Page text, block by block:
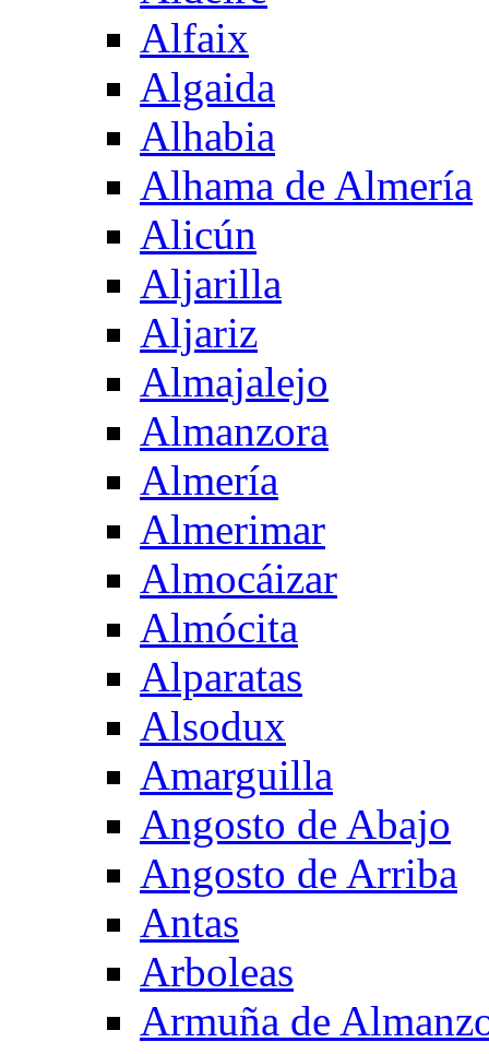
Alfaix
Algaida
Alhabia
Alhama de Almería
Alicún
Aljarilla
Aljariz
Almajalejo
Almanzora
Almería
Almerimar
Almocáizar
Almócita
Alparatas
Alsodux
Amarguilla
Angosto de Abajo
Angosto de Arriba
Antas
Arboleas
Armuña de